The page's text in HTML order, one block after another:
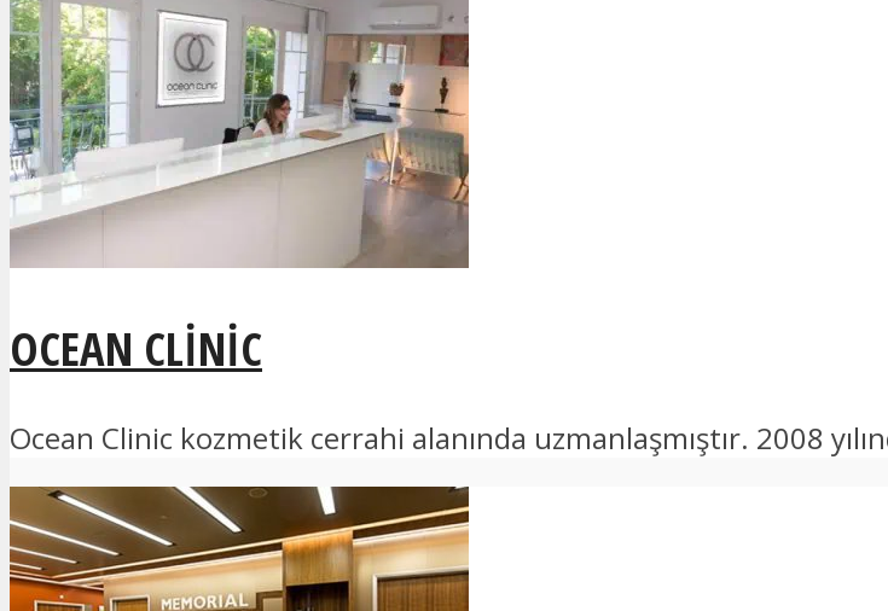
OCEAN CLINIC
Ocean Clinic kozmetik cerrahi alanında uzmanlaşmıştır. 2008